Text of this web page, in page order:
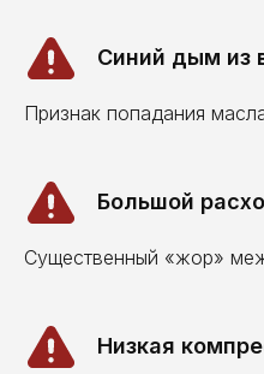
Синий дым из
Признак попадания
Большой
Существенный «жор»
Низкая